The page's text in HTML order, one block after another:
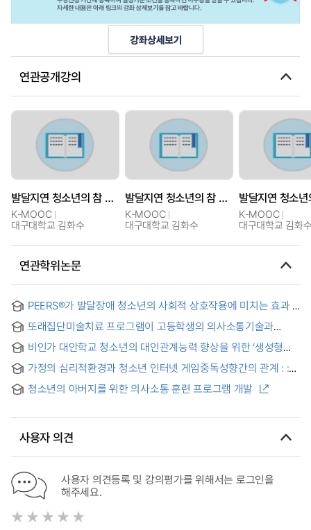
연관공개강의
발달지연 청소년의 참 세상살이를 위한 의사소통(3): 실제생활기술
K-MOOC
대구대학교 김화수
발달지연 청소년의 참 세상살이를 위한 의사소통(3): 실제생활기술
K-MOOC
대구대학교 김화수
K-MOOC
대구대학교 김화
연관학위논문
PEERS®가 발달장애 청소년의 사회적 상호작용에 미치는 효과 =
The Effects of PEERS® on Social Interaction in Adolescents
with Developmental Disabilities
또래집단미술치료 프로그램이 고등학생의 의사소통기술과
대인관계에 미치는 효과 = Effects of PGAT Program on the
Communication Skill and Interpersonal Relation of High
School Student
비인가 대안학교 청소년의 대인관계능력 향상을 위한 ‘생성형
작곡 인공지능(AI)을 활용한 노래 만들기 프로그램’ 개발 = The
Development of a Song-Making Program Using
Generative Composition AI to Enhance Interpersonal Skills
of Youth in Unaccredited Alternative Schools.
가정의 심리적환경과 청소년 인터넷 게임중독성향간의 관계 : :
대인관계기술의 조절효과 = The Relationship between
Psychological Environment of Home and Internet Game
Effect of Interpersonal Relationship Skills
청소년의 아버지를 위한 의사소통 훈련 프로그램 개발
사용자 의견
사용자 의견등록 및 강의평가를 위해서는 로그인을
해주세요.